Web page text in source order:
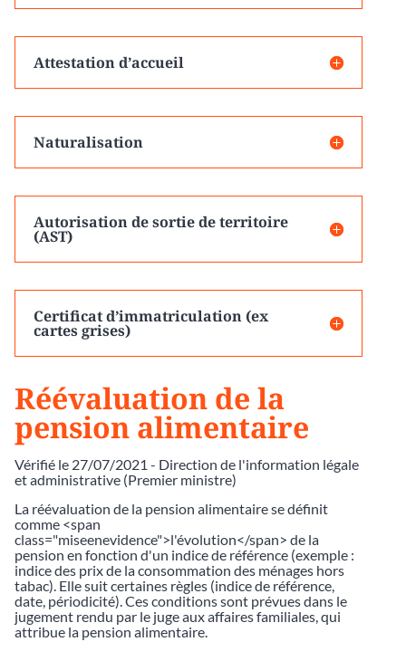
Attestation d’accueil
Naturalisation
Autorisation de sortie de territoire
(AST)
Certificat d’immatriculation (ex
cartes grises)
Réévaluation de la
pension alimentaire
Vérifié le 27/07/2021 - Direction de l'information légale
et administrative (Premier ministre)
La réévaluation de la pension alimentaire se définit
comme <span
class="miseenevidence">l'évolution</span> de la
pension en fonction d'un indice de référence (exemple :
indice des prix de la consommation des ménages hors
tabac). Elle suit certaines règles (indice de référence,
date, périodicité). Ces conditions sont prévues dans le
jugement rendu par le juge aux affaires familiales, qui
attribue la pension alimentaire.